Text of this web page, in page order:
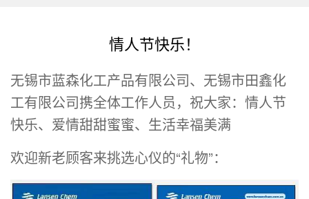
情人节快乐！
无锡市蓝森化工产品有限公司、无锡市田鑫化
工有限公司携全体工作人员，祝大家：情人节
快乐、爱情甜甜蜜蜜、生活幸福美满
欢迎新老顾客来挑选心仪的“礼物”：